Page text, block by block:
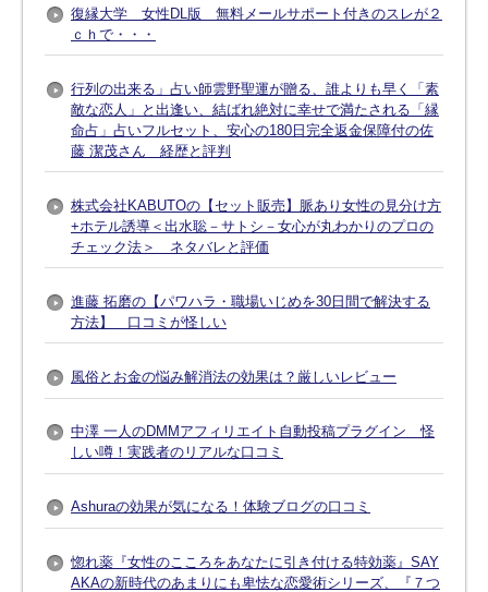
復縁大学 女性DL版 無料メールサポート付きのスレが２
ｃｈで・・・
行列の出来る」占い師雲野聖運が贈る、誰よりも早く「素
敵な恋人」と出逢い、結ばれ絶対に幸せで満たされる「縁
命占」占いフルセット、安心の180日完全返金保障付の佐
藤 潔茂さん 経歴と評判
株式会社KABUTOの【セット販売】脈あり女性の見分け方
+ホテル誘導＜出水聡－サトシ－女心が丸わかりのプロの
チェック法＞ ネタバレと評価
進藤 拓磨の【パワハラ・職場いじめを30日間で解決する
方法】 口コミが怪しい
風俗とお金の悩み解消法の効果は？厳しいレビュー
中澤 一人のDMMアフィリエイト自動投稿プラグイン 怪
しい噂！実践者のリアルな口コミ
Ashuraの効果が気になる！体験ブログの口コミ
惚れ薬『女性のこころをあなたに引き付ける特効薬』SAY
AKAの新時代のあまりにも卑怯な恋愛術シリーズ、『７つ